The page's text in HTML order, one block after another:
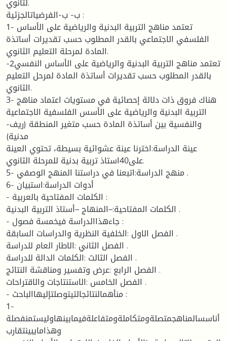
ب‌- ب-الفرضياتالجزئية :
1- تعتمد مناهج التربية البدنية والرياضية على الأساس
الفلسفي الاجتماعي بالقدر المطلوب حسب تقديرات أساتذة
المادة لمرحلة التعليم الثانوي.
-2تعتمد مناهج التربية البدنية والرياضية على الأساس النفسي
بالقدر المطلوب حسب تقديرات أساتذة المادة لمرحل التعليم
الثانوي.
3- هناك فروق ذات دلالة إحصائية في مستويات اعتماد مناهج
التربية البدنية والرياضية على الأسس الفلسفية الاجتماعية
والنفسية بين أساتذة المادة حسب متغير المنطقة (ريف-
مدنية)
عينة الدراسة:اخترنا عينة عشوائية بسيطة، تحتوي العينة
على40استاذ تربية بدنية للمرحلة الثانوي.
5- منهج الدراسة:اتبعنا في دراستنا المنهج الوصفي .
6- أدوات الدراسة:استبيان
- الكلمات المفتاحية بالعربية :
الكلمات المفتاحية:–المنهاج –أستاذ التربية البدنية .
- جاءهذاالدراسة فيخمسة فصول :
الفصل الاول :الخلفية النظرية والدراسات السابقة .
الفصل الثاني :الاطار العام للدراسة .
الفصل الثالث :الكلمات الدالة للدراسة .
الفصل الرابع :عرض وتفسير ومناقشة النتائج .
الفصل الخامس :الاستنتاجات والاقتراحات .
- منأهمالنتائجالتيتوصلتإليهاالباحث :
1-
أناسسالمناهجمتصلةومتكاملةومتفاعلةفيمابينهاوليستمنفصلة
وهذامايبينتقارب